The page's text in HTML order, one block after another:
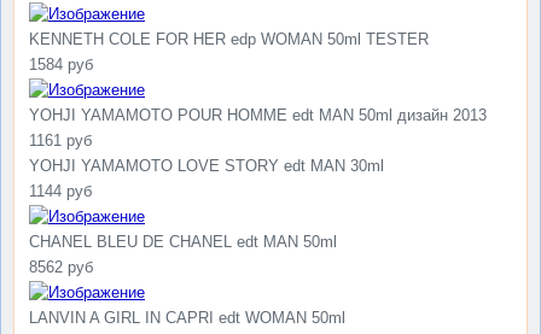
KENNETH COLE FOR HER edp WOMAN 50ml TESTER
1584 руб
YOHJI YAMAMOTO POUR HOMME edt MAN 50ml дизайн 2013
1161 руб
YOHJI YAMAMOTO LOVE STORY edt MAN 30ml
1144 руб
CHANEL BLEU DE CHANEL edt MAN 50ml
8562 руб
LANVIN A GIRL IN CAPRI edt WOMAN 50ml